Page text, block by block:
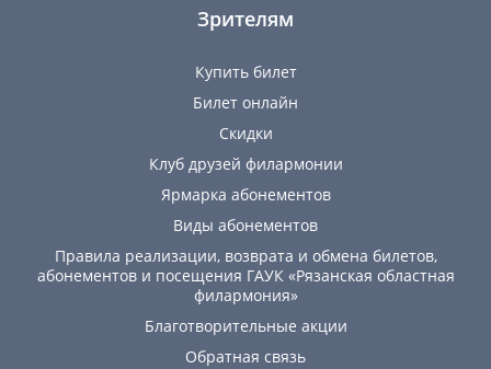
Зрителям
Купить билет
Билет онлайн
Скидки
Клуб друзей филармонии
Ярмарка абонементов
Виды абонементов
Правила реализации, возврата и обмена билетов,
абонементов и посещения ГАУК «Рязанская областная
филармония»
Благотворительные акции
Обратная связь